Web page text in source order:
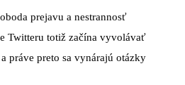
prejavu a nestrannosť
Twitteru totiž začína vyvolávať
práve preto sa vynárajú otázky